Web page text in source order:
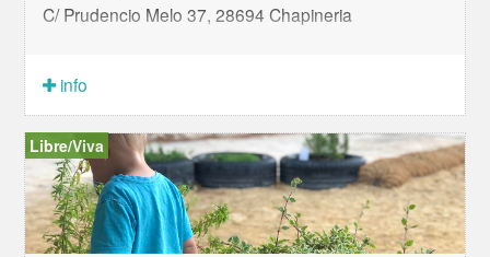
C/ Prudencio Melo 37, 28694 Chapineria
info
Libre/Viva